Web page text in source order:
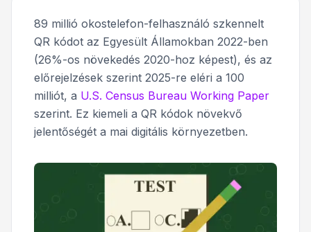
89 millió okostelefon-felhasználó szkennelt
QR kódot az Egyesült Államokban 2022-ben
(26%-os növekedés 2020-hoz képest), és az
előrejelzések szerint 2025-re eléri a 100
milliót, a U.S. Census Bureau Working Paper
szerint. Ez kiemeli a QR kódok növekvő
jelentőségét a mai digitális környezetben.